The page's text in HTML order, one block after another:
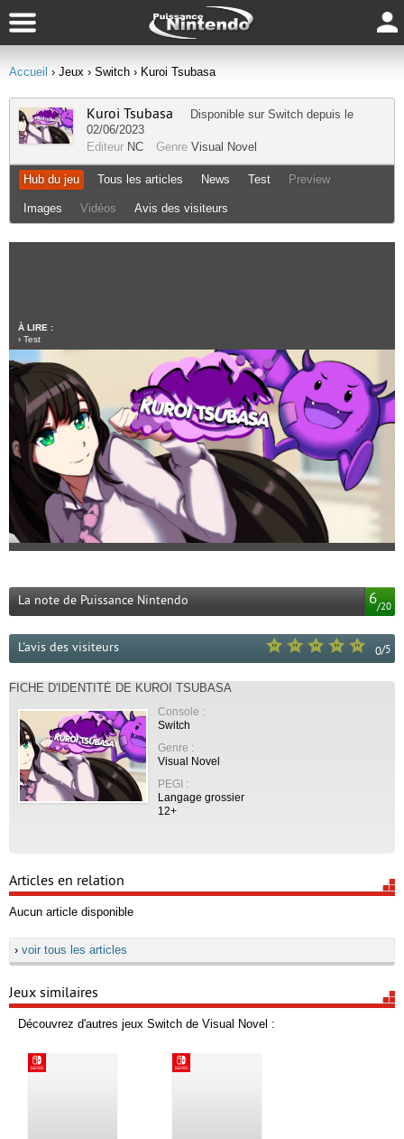
Accueil › Jeux › Switch › Kuroi Tsubasa
Kuroi Tsubasa Disponible sur Switch depuis le
02/06/2023
Editeur NC Genre Visual Novel
Hub du jeu Tous les articles News Test Preview
Images Vidéos Avis des visiteurs
À LIRE :
› Test
6/20
La note de Puissance Nintendo
0/5
L'avis des visiteurs
FICHE D'IDENTITÉ DE KUROI TSUBASA
Console :
Switch
Genre :
Visual Novel
PEGI :
Langage grossier
12+
Articles en relation
Aucun article disponible
› voir tous les articles
Jeux similaires
Découvrez d'autres jeux Switch de Visual Novel :